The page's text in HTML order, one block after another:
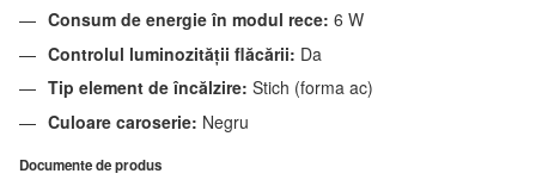
Consum de energie în modul rece: 6 W
Controlul luminozității flăcării: Da
Tip element de încălzire: Stich (forma ac)
Culoare caroserie: Negru
Documente de produs